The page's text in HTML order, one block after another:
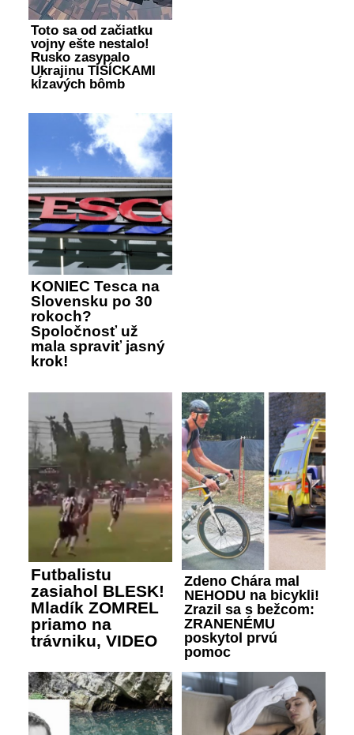
Toto sa od začiatku
vojny ešte nestalo!
Rusko zasypalo
Ukrajinu TISÍCKAMI
kĺzavých bômb
KONIEC Tesca na
Slovensku po 30
rokoch?
Spoločnosť už
mala spraviť jasný
krok!
Futbalistu
zasiahol BLESK!
Mladík ZOMREL
priamo na
trávniku, VIDEO
Zdeno Chára mal
NEHODU na bicykli!
Zrazil sa s bežcom:
ZRANENÉMU
poskytol prvú
pomoc